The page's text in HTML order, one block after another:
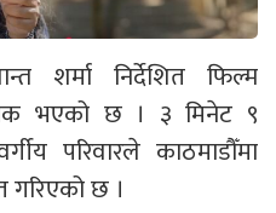
शर्मा निर्देशित फिल्म
भएको छ । ३ मिनेट ९
परिवारले काठमाडौँमा
गरिएको छ ।